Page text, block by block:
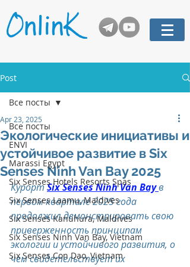
Post
Все посты
ENVI
Marassi Egypt
Six Senses Hotels Resorts Spas
Six Senses Laamu, Maldives
Six Senses Kanuhura, Maldives
Six Senses Ninh Van Bay, Vietnam
Six Senses Con Dao, Vietnam
Все посты
Экологические инициативы и
устойчивое развитие в Six
Senses Ninh Van Bay 2025
Apr 23, 2025
Курорт Six Senses Ninh Van Bay в
первом квартале 2025 года
продолжил демонстрировать свою
приверженность принципам
экологии и устойчивого развития, о
чем свидетельствует их